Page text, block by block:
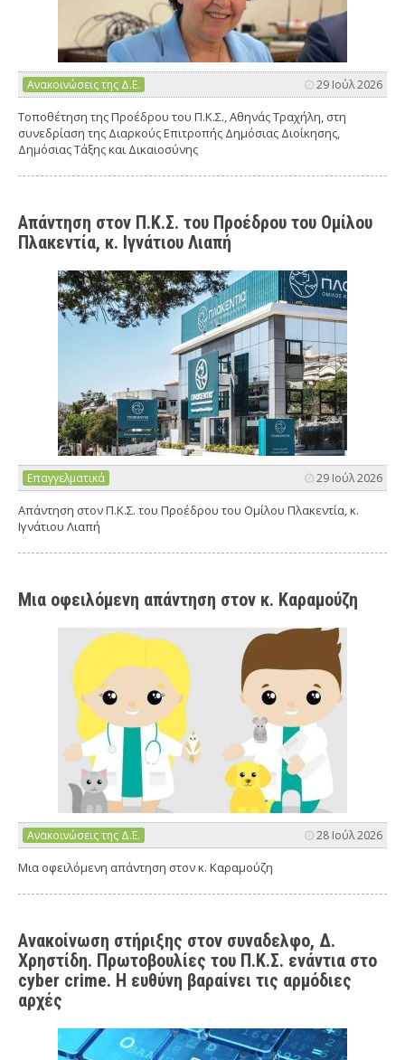
Ανακοινώσεις της Δ.Ε. 29 Ιούλ 2026
Τοποθέτηση της Προέδρου του Π.Κ.Σ., Αθηνάς Τραχήλη, στη
συνεδρίαση της Διαρκούς Επιτροπής Δημόσιας Διοίκησης,
Δημόσιας Τάξης και Δικαιοσύνης
Απάντηση στον Π.Κ.Σ. του Προέδρου του Ομίλου
Πλακεντία, κ. Ιγνάτιου Λιαπή
Επαγγελματικά 29 Ιούλ 2026
Απάντηση στον Π.Κ.Σ. του Προέδρου του Ομίλου Πλακεντία, κ.
Ιγνάτιου Λιαπή
Μια οφειλόμενη απάντηση στον κ. Καραμούζη
Ανακοινώσεις της Δ.Ε. 28 Ιούλ 2026
Μια οφειλόμενη απάντηση στον κ. Καραμούζη
Ανακοίνωση στήριξης στον συναδελφο, Δ.
Χρηστίδη. Πρωτοβουλίες του Π.Κ.Σ. ενάντια στο
cyber crime. Η ευθύνη βαραίνει τις αρμόδιες
αρχές